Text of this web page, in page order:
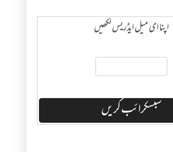
اپنا ای میل ایڈریس لکھیں